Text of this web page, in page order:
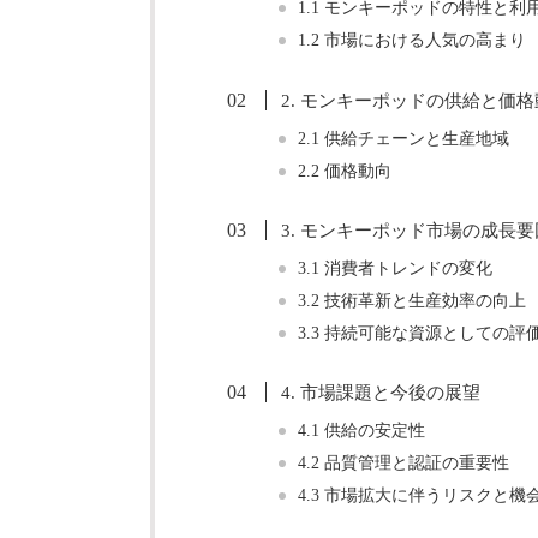
1.1 モンキーポッドの特性と利
1.2 市場における人気の高まり
2. モンキーポッドの供給と価格
2.1 供給チェーンと生産地域
2.2 価格動向
3. モンキーポッド市場の成長要
3.1 消費者トレンドの変化
3.2 技術革新と生産効率の向上
3.3 持続可能な資源としての評
4. 市場課題と今後の展望
4.1 供給の安定性
4.2 品質管理と認証の重要性
4.3 市場拡大に伴うリスクと機